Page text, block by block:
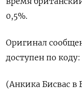
0,5%.
Оригинал
доступен по коду:
(Анкика Бисвас в